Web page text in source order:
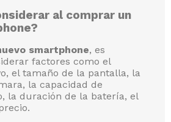
al comprar un
smartphone, es
factores como el
el tamaño de la pantalla, la
la capacidad de
la duración de la batería, el